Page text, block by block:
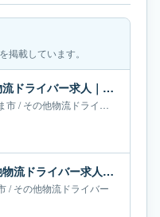
掲載しています。
株式会社ソーデン社のその他物流ドライバー求人｜埼玉県さいたま市｜月給60万-65万円
市/その他物流ドライバー
札幌エムケイ株式会社のその他物流ドライバー求人｜北海道札幌市｜月給67万-69万円
/その他物流ドライバー